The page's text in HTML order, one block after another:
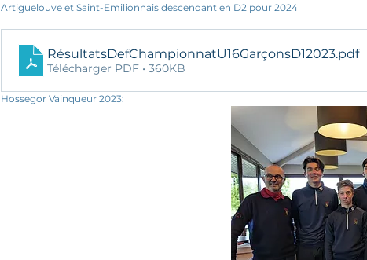
Artiguelouve et Saint-Emilionnais descendant en D2 pour 2024
RésultatsDefChampionnatU16GarçonsD12023.pdf
Télécharger PDF • 360KB
Hossegor Vainqueur 2023: